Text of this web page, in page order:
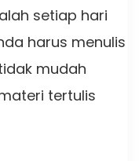
setiap hari
harus menulis
mudah
tertulis